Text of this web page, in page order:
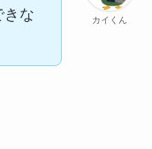
カイくん
きな